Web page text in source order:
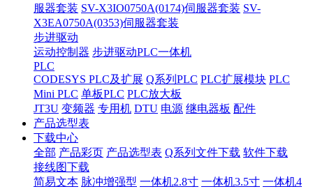
服器套装 SV-X3IO0750A(0174)伺服器套装 SV-
X3EA0750A(0353)伺服器套装
步进驱动
运动控制器 步进驱动PLC一体机
PLC
CODESYS PLC及扩展 Q系列PLC PLC扩展模块 PLC
Mini PLC 单板PLC PLC放大板
JT3U 变频器 专用机 DTU 电源 继电器板 配件
产品选型表
下载中心
全部 产品彩页 产品选型表 Q系列文件下载 软件下载
接线图下载
简易文本 脉冲增强型 一体机2.8寸 一体机3.5寸 一体机4